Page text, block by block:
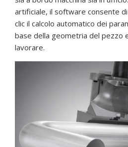
artificiale, il software consente
clic il calcolo automatico dei
base della geometria del pezzo
lavorare.